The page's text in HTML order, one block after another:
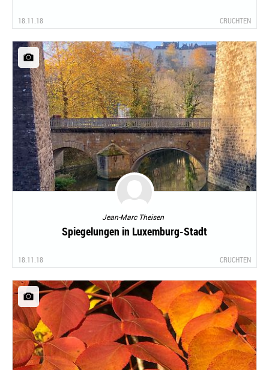
18.11.18 CRUCHTEN
Jean-Marc Theisen
Spiegelungen in Luxemburg-Stadt
18.11.18 CRUCHTEN